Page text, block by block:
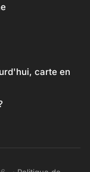
carte en